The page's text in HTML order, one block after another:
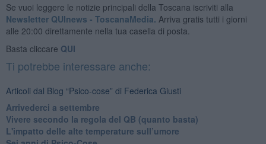
Se vuoi leggere le notizie principali della Toscana iscriviti alla
Newsletter QUInews - ToscanaMedia. Arriva gratis tutti i giorni
alle 20:00 direttamente nella tua casella di posta.
Basta cliccare QUI
Ti potrebbe interessare anche:
Articoli dal Blog “Psico-cose” di Federica Giusti
​Arrivederci a settembre
​Vivere secondo la regola del QB (quanto basta)
​L'impatto delle alte temperature sull’umore